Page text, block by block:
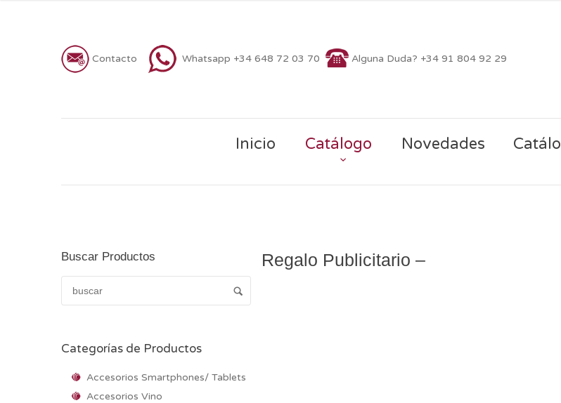
Contacto Whatsapp +34 648 72 03 70 Alguna Duda? +34 91 804 92 29
Inicio Catálogo Novedades
Buscar Productos
Categorías de Productos
Accesorios Smartphones/ Tablets
Accesorios Vino
Regalo Publicitario –